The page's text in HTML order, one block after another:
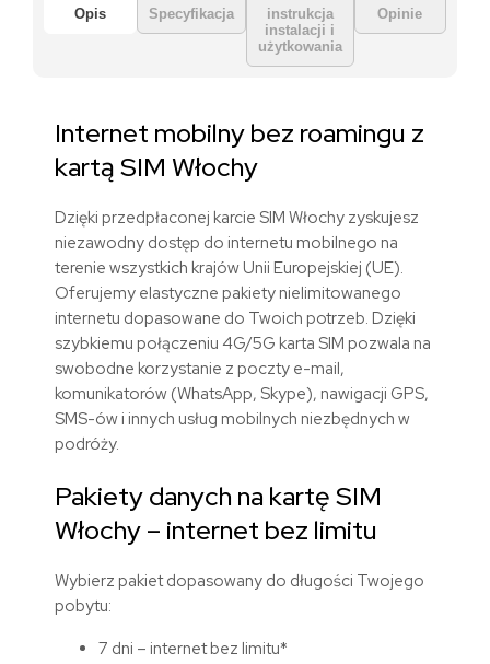
Opis Specyfikacja
instrukcja
instalacji i
użytkowania
Opinie
Internet mobilny bez roamingu z
kartąSIM Włochy
Dzięki przedpłaconej karcie SIM Włochy zyskujesz
niezawodny dostęp do internetu mobilnego na
terenie wszystkich krajów Unii Europejskiej (UE).
Oferujemy elastyczne pakiety nielimitowanego
internetu dopasowane do Twoich potrzeb. Dzięki
szybkiemu połączeniu 4G/5G karta SIM pozwala na
swobodne korzystanie z poczty e-mail,
komunikatorów (WhatsApp, Skype), nawigacji GPS,
SMS-ów i innych usług mobilnych niezbędnych w
podróży.
Pakiety danych na kartę SIM
Włochy– internet bez limitu
Wybierz pakiet dopasowany do długości Twojego
pobytu:
7 dni – internet bez limitu*